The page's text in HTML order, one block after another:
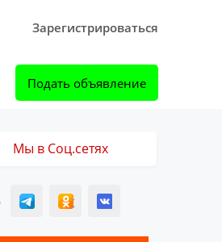
Зарегистрироваться
Подать объявление
Мы в Соц.сетях
T ОК ВК